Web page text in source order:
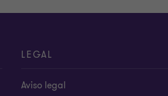
LEGAL
Aviso legal